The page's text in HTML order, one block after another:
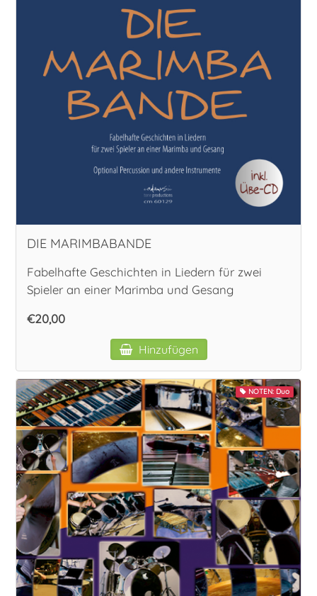
DIE MARIMBABANDE
Fabelhafte Geschichten in Liedern für zwei
Spieler an einer Marimba und Gesang
€20,00
Hinzufügen
NOTEN: Duo